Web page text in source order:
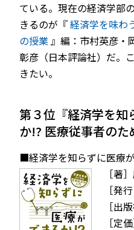
ている。現在の経済学部
きるのが『経済学を味わ
の授業 』編：市村英彦・
彰彦（日本評論社）だ。
きたい。
第３位『経済学を知
か!? 医療従事者のた
■経済学を知らずに医療
［著
［発
［出
［定